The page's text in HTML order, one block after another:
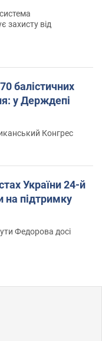
захисту від
балістичних
у Держдепі
Конгрес
України 24-й
на підтримку
Федорова досі